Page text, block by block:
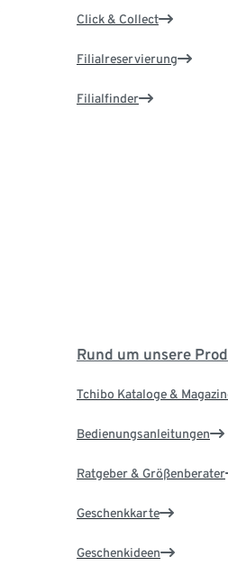
Click & Collect
Filialreservierung
Filialfinder
Rund um unsere
Tchibo Kataloge &
Bedienungsanleitungen
Ratgeber & Größenberater
Geschenkkarte
Geschenkideen